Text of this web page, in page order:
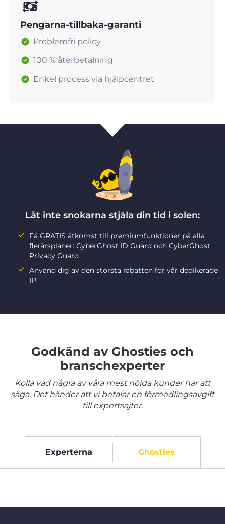
Pengarna-tillbaka-garanti
Problemfri policy
100 % återbetalning
Enkel process via hjälpcentret
Låt inte snokarna stjäla din tid i solen:
Få GRATIS åtkomst till premiumfunktioner på alla
flerårsplaner: CyberGhost ID Guard och CyberGhost
Privacy Guard
Använd dig av den största rabatten för vår dedikerade
IP
Godkänd av Ghosties och
branschexperter
Kolla vad några av våra mest nöjda kunder har att
säga. Det händer att vi betalar en förmedlingsavgift
till expertsajter.
Experterna Ghosties